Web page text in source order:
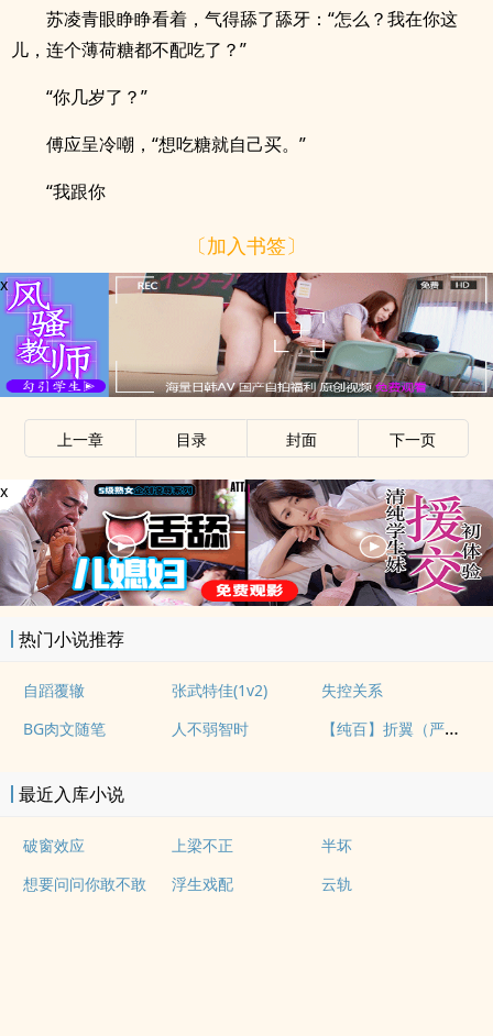
苏凌青眼睁睁看着，气得舔了舔牙：“怎么？我在你这
儿，连个薄荷糖都不配吃了？”
“你几岁了？”
傅应呈冷嘲，“想吃糖就自己买。”
“我跟你
〔加入书签〕
x
上一章 目录 封面 下一页
x
热门小说推荐
自蹈覆辙 张武特佳(1v2)
失控关系
BG肉文随笔
人不弱智时 【纯百】折翼（严厉上司是小鸟）
最近入库小说
破窗效应 上梁不正
半坏
想要问问你敢不敢
浮生戏配 云轨